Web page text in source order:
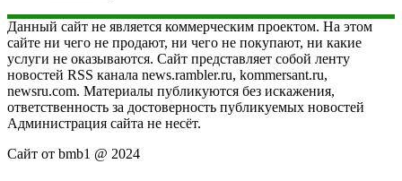
Данный сайт не является коммерческим проектом. На этом
сайте ни чего не продают, ни чего не покупают, ни какие
услуги не оказываются. Сайт представляет собой ленту
новостей RSS канала news.rambler.ru, kommersant.ru,
newsru.com. Материалы публикуются без искажения,
ответственность за достоверность публикуемых новостей
Администрация сайта не несёт.
Сайт от bmb1 @ 2024